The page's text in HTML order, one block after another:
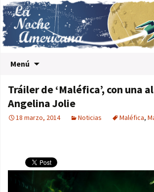
Menú
Tráiler de ‘Maléfica’, con una
Angelina Jolie
18 marzo, 2014 Noticias Maléfica,